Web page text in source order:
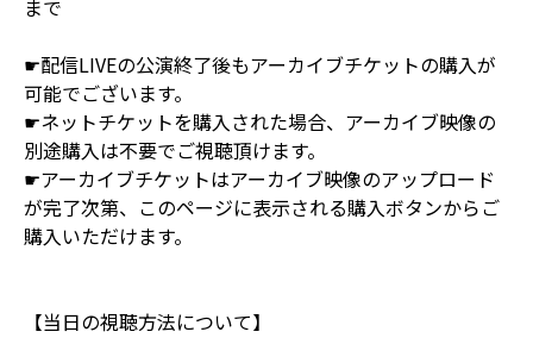
まで
☛配信LIVEの公演終了後もアーカイブチケットの購入が
可能でございます。
☛ネットチケットを購入された場合、アーカイブ映像の
別途購入は不要でご視聴頂けます。
☛アーカイブチケットはアーカイブ映像のアップロード
が完了次第、このページに表示される購入ボタンからご
購入いただけます。
【当日の視聴方法について】